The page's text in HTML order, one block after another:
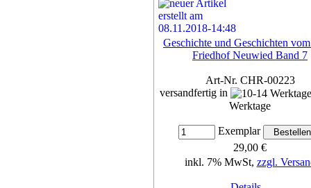
Geschichte und Geschichten
Friedhof Neuwied Band 7
Art-Nr. CHR-00223
versandfertig in
Werktage
Exemplar
29,00 €
inkl. 7% MwSt, zzgl.